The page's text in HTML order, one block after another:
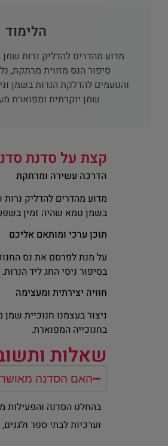
הלימוד
מדוע מהדרים להדליק נרות
סיפור הנס מזווית מרתקת,
והטעמים להדלקת הנרות בשמן
שמן יוקרתית ומפוארת
קצת על סדנת
הדרכה עשירה ומרתקת
מדוע מהדרים להדליק
בשמן טמא שהיה זמין
תוכן ערכי ומותאם אליכם
על מנת לפרסם את נס
בסיפור ניסי החג ליד הנרות.
חוויה יצירתית ומעצימה
ניצור בעצמנו חנוכיית
בחנוכייה המפוארת.
שאלות
האם הסדנה
וערכיות לבתי ספר